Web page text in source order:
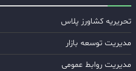
تحریریه کشاورز پلاس
مدیریت توسعه بازار
مدیریت روابط عمومی